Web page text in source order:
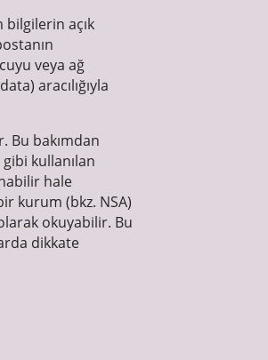
bilgilerin açık
veya ağ
aracılığıyla
Bu bakımdan
kullanılan
hale
kurum (bkz. NSA)
okuyabilir. Bu
dikkate